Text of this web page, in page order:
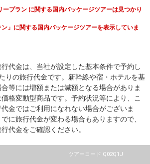
ープラン に関する国内パッケージツアーは見つかり
ン」に関する国内パッケージツアーを表示していま
代金は、当社が設定した基本条件で予約し
りの旅行代金です。新幹線や宿・ホテルを基
等には増額または減額となる場合がありま
格変動型商品です。予約状況等により、こ
金ではご利用になれない場合がございま
に旅行代金が変わる場合もありますので、
代金をご確認ください。
ツアーコード Q02Q1J